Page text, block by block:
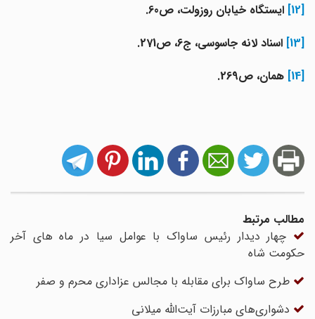
[12]ایستگاه خیابان روزولت، ص60.
[13]اسناد لانه جاسوسی، ج6، ص271.
[14]همان، ص269.
مطالب مرتبط
چهار دیدار رئیس ساواک با عوامل سیا در ماه های آخر
حکومت شاه
طرح ساواک برای مقابله با مجالس عزاداری محرم و صفر
دشواری‌های مبارزات آیت‌الله میلانی